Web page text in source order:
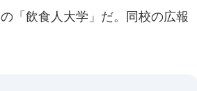
「飲食人大学」だ。同校の広報